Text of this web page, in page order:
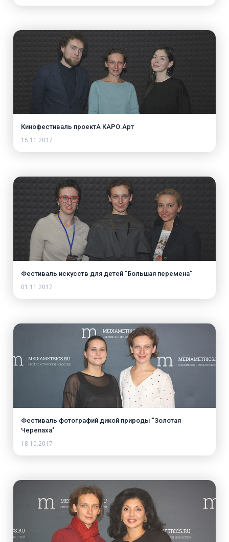
Кинофестиваль проектА КАРО.Арт
15.11.2017
Фестиваль искусств для детей "Большая перемена"
01.11.2017
Фестиваль фотографий дикой природы "Золотая
Черепаха"
18.10.2017